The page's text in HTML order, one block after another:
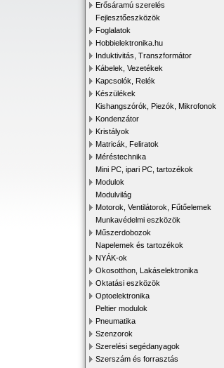
Erősáramú szerelés
Fejlesztőeszközök
Foglalatok
Hobbielektronika.hu
Induktivitás, Transzformátor
Kábelek, Vezetékek
Kapcsolók, Relék
Készülékek
Kishangszórók, Piezók, Mikrofonok
Kondenzátor
Kristályok
Matricák, Feliratok
Méréstechnika
Mini PC, ipari PC, tartozékok
Modulok
Modulvilág
Motorok, Ventilátorok, Fűtőelemek
Munkavédelmi eszközök
Műszerdobozok
Napelemek és tartozékok
NYÁK-ok
Okosotthon, Lakáselektronika
Oktatási eszközök
Optoelektronika
Peltier modulok
Pneumatika
Szenzorok
Szerelési segédanyagok
Szerszám és forrasztás